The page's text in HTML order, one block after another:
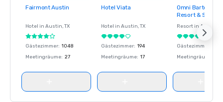
Removed from
Fairmont Austin
Hotel in Austin, TX
Gästezimmer: 1048
Meetingräume: 27
Removed from
Hotel Viata
Hotel in Austin, TX
Gästezimmer: 194
Meetingräume: 17
Removed
favorites
Omni Barton
Resort & Spa
Resort in Austin
Gästezimmer
Meetingräume